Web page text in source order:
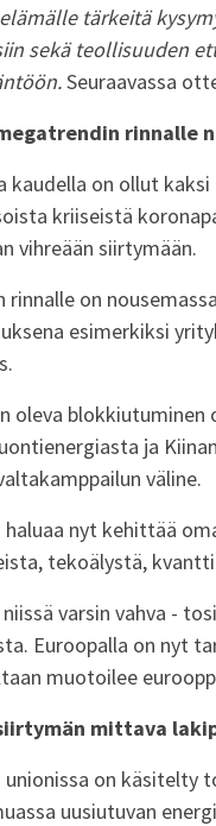
tärkeitä
sekä teollisuuden
Seuraavassa
rinnalle
kaudella on ollut
kriiseistä
vihreään siirtymään.
rinnalle on
esimerkiksi
oleva
ja
väline.
haluaa nyt kehittää
tekoälystä,
varsin vahva -
Euroopalla on nyt
muotoilee
mittava
unionissa on
uusiutuvan